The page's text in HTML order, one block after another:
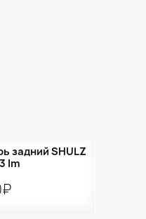
задний SHULZ
lm